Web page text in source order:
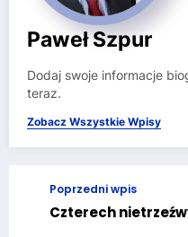
Paweł Szpur
Dodaj swoje informacje
teraz.
Zobacz Wszystkie Wpisy
Poprzedni wpis
Czterech